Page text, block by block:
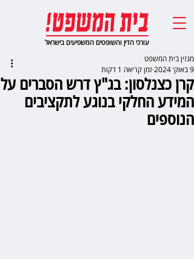
עורכי הדין והשופטים המשפיעים בישראל
קרן כצנלסון: בג"ץ דרש הסברים על
המידע החלקי בנוגע לתקציבים
הנוספים
מגזין בית המשפט
9 באוק׳ 2024
זמן קריאה 1 דקות